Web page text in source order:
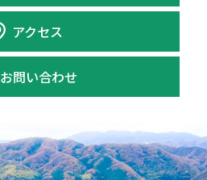
アクセス
お問い合わせ